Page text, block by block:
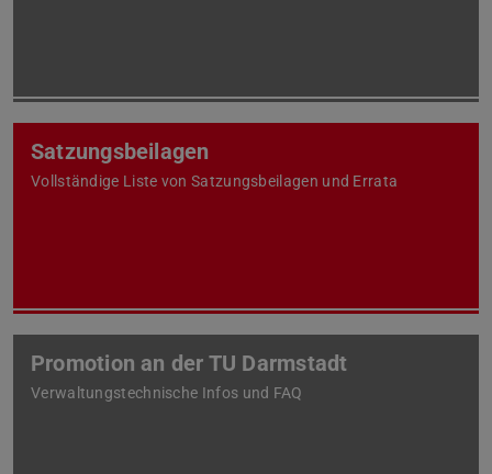
Satzungsbeilagen
Vollständige Liste von Satzungsbeilagen und Errata
Promotion an der TU Darmstadt
Verwaltungstechnische Infos und FAQ